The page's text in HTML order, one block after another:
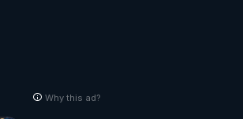
Why this ad?